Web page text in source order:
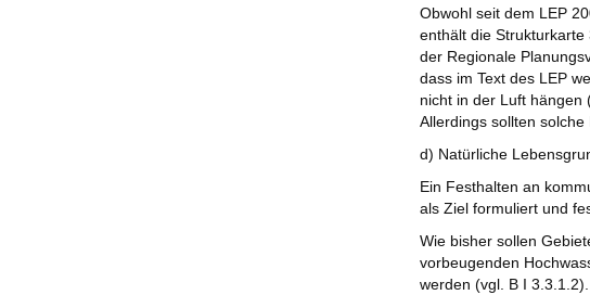
Obwohl seit dem LEP
enthält die
der Regionale
dass im Text des LEP
nicht in der Luft hängen
Allerdings sollten
d) Natürliche
Ein Festhalten an
als Ziel formuliert und
Wie bisher sollen
vorbeugenden
werden (vgl. B I